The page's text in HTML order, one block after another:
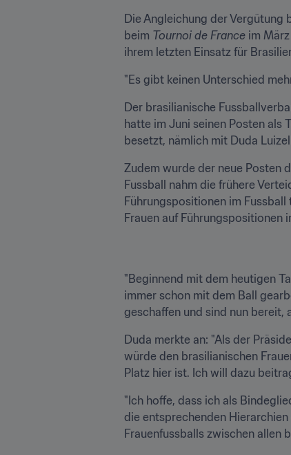
Die Angleichung der Vergütung
beim Tournoi de France im
ihrem letzten Einsatz für
"Es gibt keinen Unterschied
Der brasilianische
hatte im Juni seinen Posten als
besetzt, nämlich mit Duda
Zudem wurde der neue Posten
Fussball nahm die frühere
Führungspositionen im
Frauen auf Führungspositionen
"Beginnend mit dem heutigen
immer schon mit dem Ball
geschaffen und sind nun bereit,
Duda merkte an: "Als der
würde den brasilianischen
Platz hier ist. Ich will dazu
"Ich hoffe, dass ich als
die entsprechenden
Frauenfussballs zwischen allen